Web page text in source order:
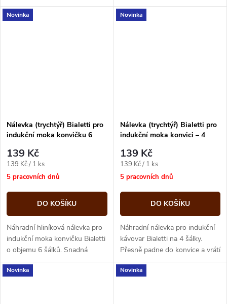
vrátí vašemu moka konvici plný
výkon.
Přesně padne do nerezových
moka kávovarů a vrátí vaší...
Novinka
Nálevka (trychtýř) Bialetti pro
indukční moka konvičku 6
139 Kč
Měrná
cena:
139 Kč / 1 ks
5 pracovních dnů
DO KOŠÍKU
Náhradní hliníková nálevka pro
indukční moka konvičku Bialetti
o objemu 6 šálků. Snadná
náhrada opotřebovaného dílu,
díky které bude vaše kávovar...
Novinka
Nálevka (trychtýř) Bialetti pro
indukční moka konvici – 4
139 Kč
Měrná
cena:
139 Kč / 1 ks
5 pracovních dnů
DO KOŠÍKU
Náhradní nálevka pro indukční
kávovar Bialetti na 4 šálky.
Přesně padne do konvice a vrátí
vaší moce plný výkon i chuť.
Novinka Novinka